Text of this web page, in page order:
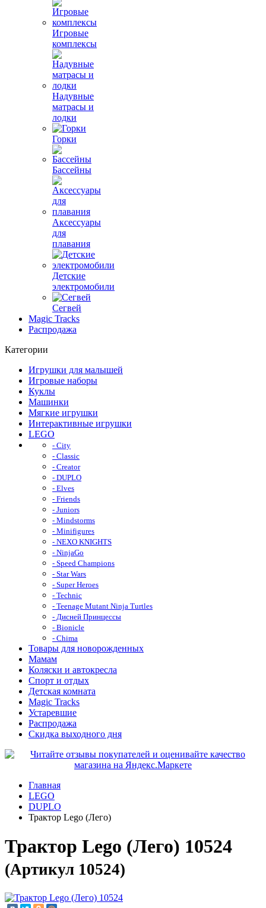
Игровые
комплексы
Надувные
матрасы и
лодки
Горки
Бассейны
Аксессуары
для
плавания
Детские
электромобили
Сегвей
Magic Tracks
Распродажа
Категории
Игрушки для малышей
Игровые наборы
Куклы
Машинки
Мягкие игрушки
Интерактивные игрушки
LEGO
- City
- Classic
- Creator
- DUPLO
- Elves
- Friends
- Juniors
- Mindstorms
- Minifigures
- NEXO KNIGHTS
- NinjaGo
- Speed Champions
- Star Wars
- Super Heroes
- Technic
- Teenage Mutant Ninja Turtles
- Дисней Принцессы
- Bionicle
- Chima
Товары для новорожденных
Мамам
Коляски и автокресла
Спорт и отдых
Детская комната
Magic Tracks
Устаревшие
Распродажа
Скидка выходного дня
Главная
LEGO
DUPLO
Трактор Lego (Лего)
Трактор Lego (Лего) 10524
(Артикул 10524)